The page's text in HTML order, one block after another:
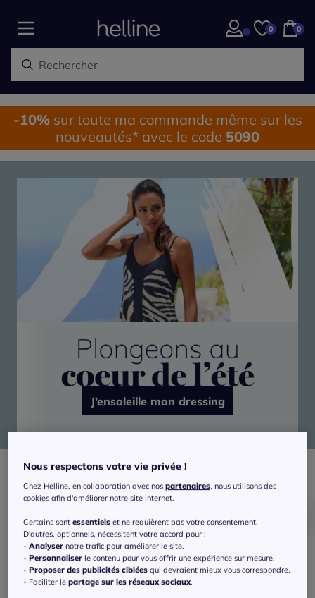
0 0
-10%sur toute ma commande même sur les
nouveautés* avec le code 5090
J’ensoleille mon dressing
Bain Shorts T-shirts
Nous respectons votre vie privée !
Chez Helline, en collaboration avec nospartenaires , nous utilisons des
cookies afin d'améliorer notre site internet.
Certains sontessentiels et ne requièrent pas votre consentement.
D'autres, optionnels, nécessitent votre accord pour :
-Analyser notre trafic pour améliorer le site.
-Personnaliser le contenu pour vous offrir une expérience sur mesure.
-Proposer des publicités ciblées qui devraient mieux vous correspondre.
- Faciliter lepartage sur les réseaux sociaux